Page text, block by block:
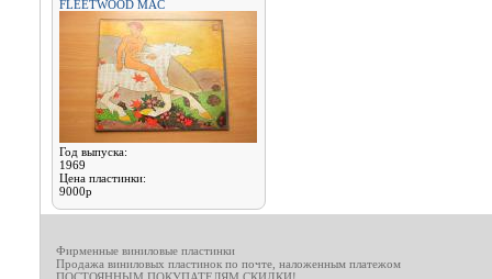
FLEETWOOD MAC
Год выпуска:
1969
Цена пластинки:
9000р
Фирменные виниловые пластинки
Продажа виниловых пластинок по почте, наложенным платежом